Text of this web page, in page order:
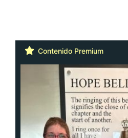
Contenido Premium